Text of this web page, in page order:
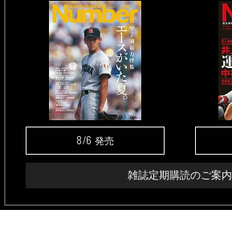
8/6 発売
雑誌定期購読のご案内